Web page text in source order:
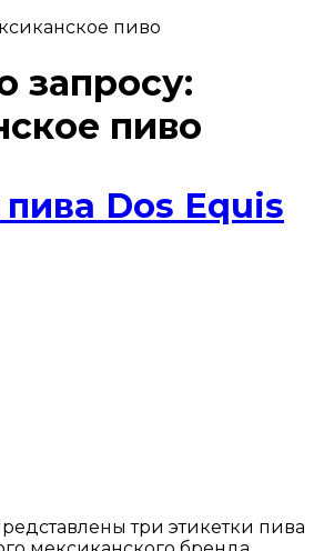
пиво
запросу:
пиво
Dos Equis
три этикетки пива